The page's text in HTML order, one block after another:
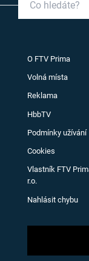
O FTV Prima
Volná místa
Reklama
HbbTV
Podmínky užívání
Cookies
Vlastník FTV
r.o.
Nahlásit chybu